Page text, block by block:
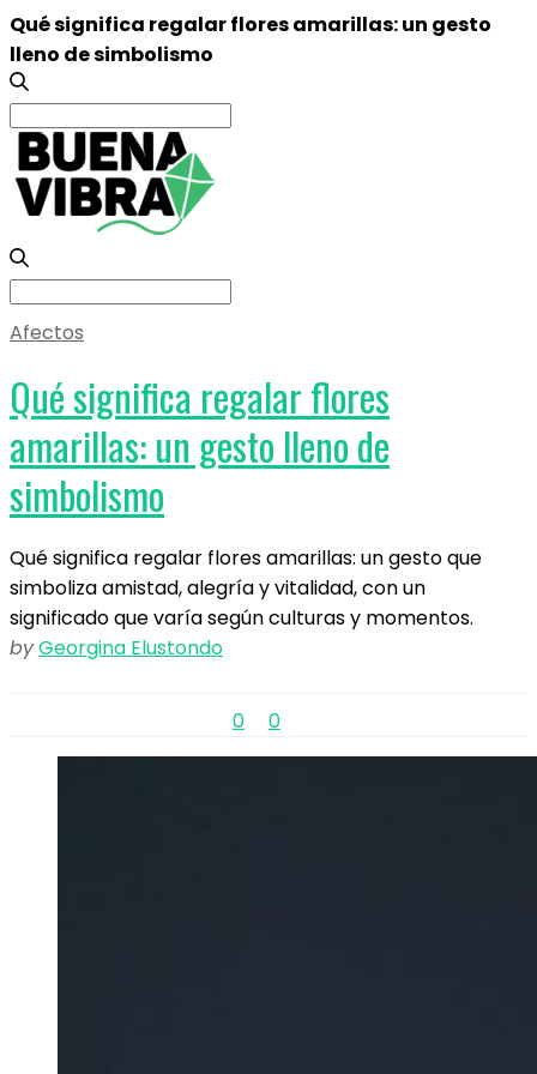
Qué significa regalar flores amarillas: un gesto
lleno de simbolismo
Search
for:
Search
for:
Afectos
Qué significa regalar flores
amarillas: un gesto lleno de
simbolismo
Qué significa regalar flores amarillas: un gesto que
simboliza amistad, alegría y vitalidad, con un
significado que varía según culturas y momentos.
byGeorgina Elustondo
0 0